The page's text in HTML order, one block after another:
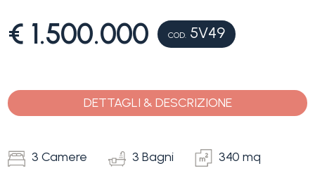
€ 1.500.000 COD. 5V49
DETTAGLI & DESCRIZIONE
3 Camere 3 Bagni 340 mq
case
( 0)
Qualsiasi
Residenziali